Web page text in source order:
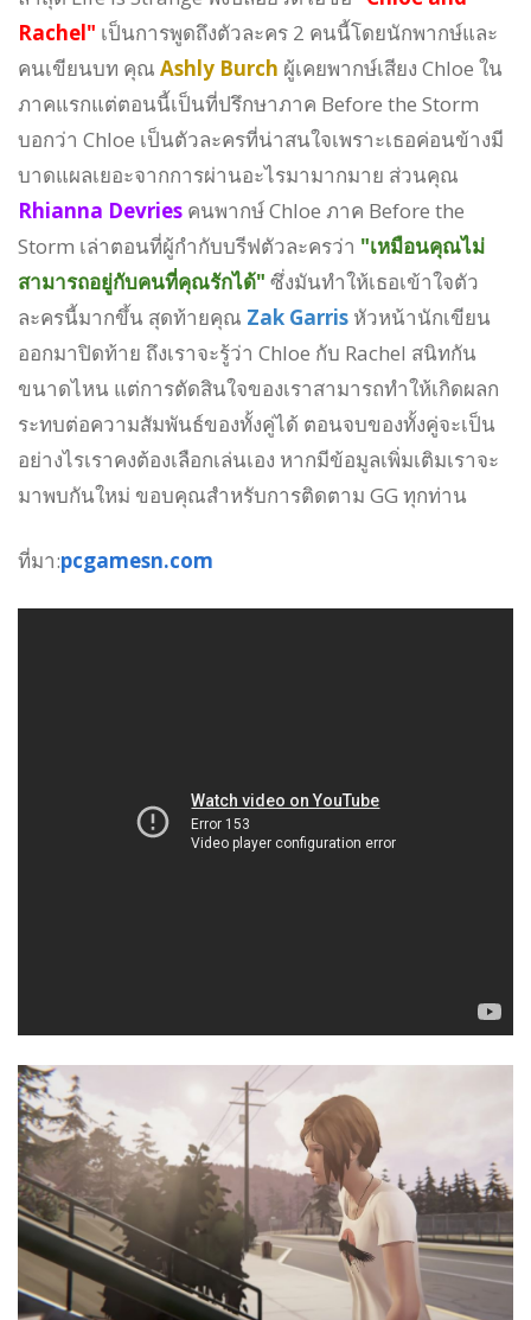
Rachel" เป็นการพูดถึงตัวละคร 2 คนนี้โดยนักพากษ์และ
คนเขียนบท คุณ Ashly Burch ผู้เคยพากษ์เสียง Chloe ใน
ภาคแรกแต่ตอนนี้เป็นที่ปรึกษาภาค Before the Storm
บอกว่า Chloe เป็นตัวละครที่น่าสนใจเพราะเธอค่อนข้างมี
บาดแผลเยอะจากการผ่านอะไรมามากมาย ส่วนคุณ
Rhianna Devries คนพากษ์ Chloe ภาค Before the
Storm เล่าตอนที่ผู้กำกับบรีฟตัวละครว่า "เหมือนคุณไม่
สามารถอยู่กับคนที่คุณรักได้" ซึ่งมันทำให้เธอเข้าใจตัว
ละครนี้มากขึ้น สุดท้ายคุณ Zak Garris หัวหน้านักเขียน
ออกมาปิดท้าย ถึงเราจะรู้ว่า Chloe กับ Rachel สนิทกัน
ขนาดไหน แต่การตัดสินใจของเราสามารถทำให้เกิดผลก
ระทบต่อความสัมพันธ์ของทั้งคู่ได้ ตอนจบของทั้งคู่จะเป็น
อย่างไรเราคงต้องเลือกเล่นเอง หากมีข้อมูลเพิ่มเติมเราจะ
มาพบกันใหม่ ขอบคุณสำหรับการติดตาม GG ทุกท่าน
ที่มา:pcgamesn.com